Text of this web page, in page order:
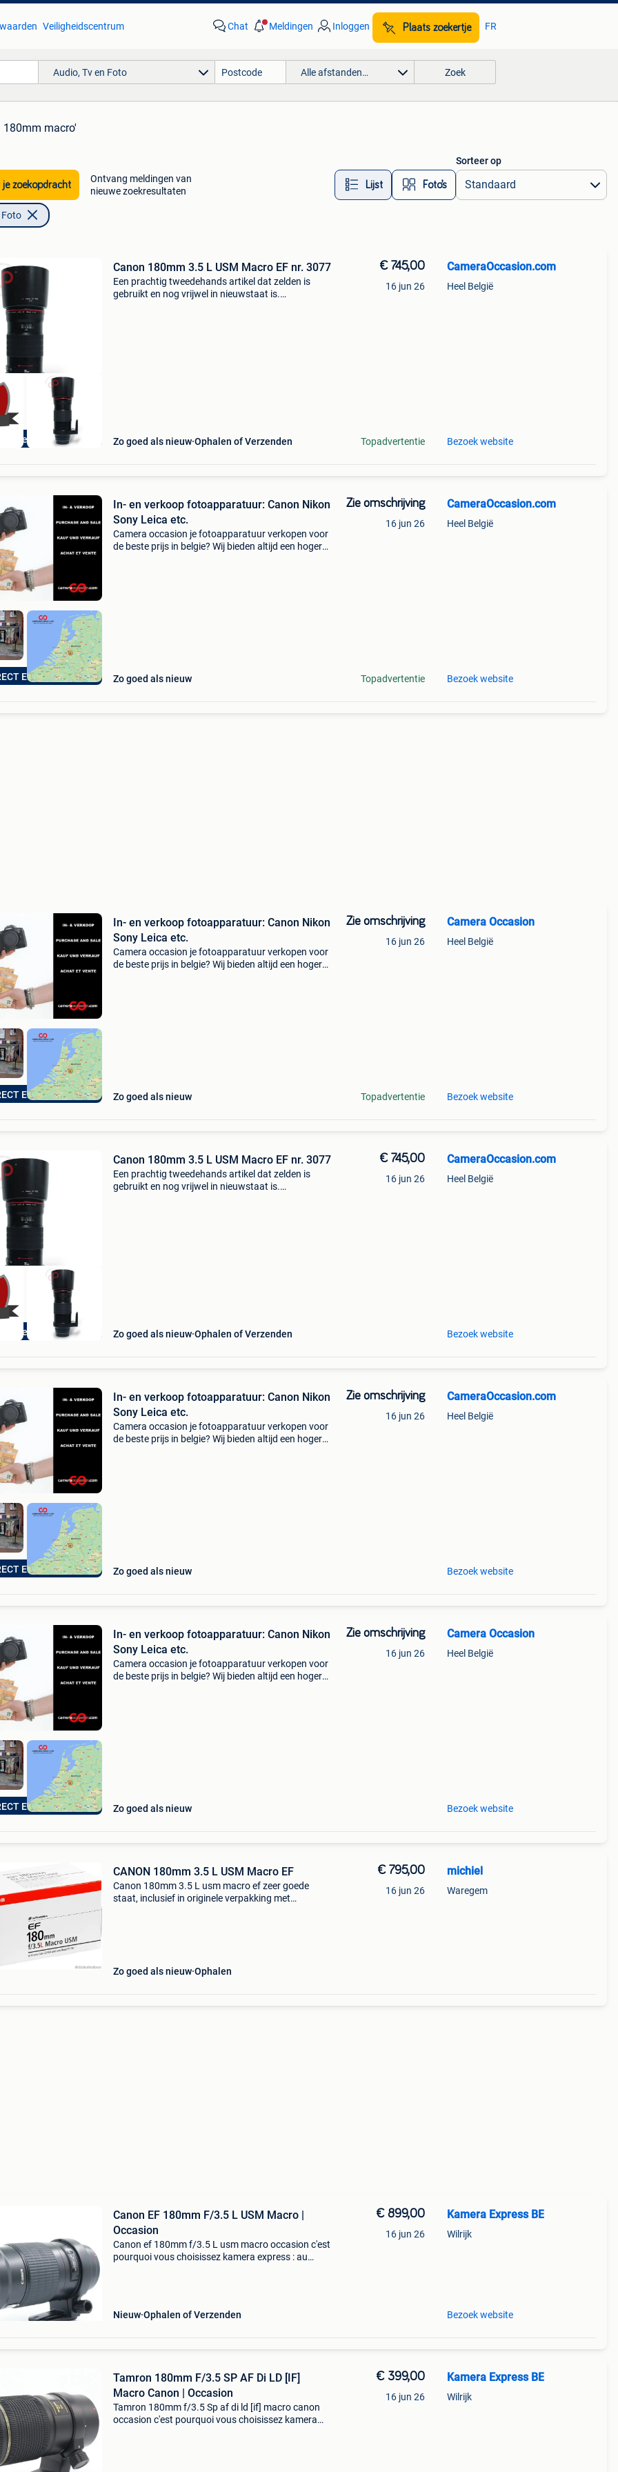
Veiligheidscentrum Chat Meldingen Inloggen Plaats zoekertje FR
Audio, Tv en Foto Alle afstanden… Zoek
180mm macro'
je zoekopdracht
Ontvang meldingen van
nieuwe zoekresultaten
Lijst Foto’s
Sorteer op
Foto
& Verkoop
Canon 180mm 3.5 L USM Macro EF nr. 3077
Een prachtig tweedehands artikel dat zelden is
gebruikt en nog vrijwel in nieuwstaat is.
Zo goed als nieuw Ophalen of Verzenden
€ 745,00
16 jun 26
Topadvertentie
CameraOccasion.com
Heel België
Bezoek website
EEN BOD!
In- en verkoop fotoapparatuur: Canon Nikon
Sony Leica etc.
Camera occasion je fotoapparatuur verkopen voor
de beste prijs in belgie? Wij bieden altijd een hogere
Zo goed als nieuw
Zie omschrijving
16 jun 26
Topadvertentie
CameraOccasion.com
Heel België
Bezoek website
EEN BOD!
In- en verkoop fotoapparatuur: Canon Nikon
Sony Leica etc.
Camera occasion je fotoapparatuur verkopen voor
de beste prijs in belgie? Wij bieden altijd een hogere
Zo goed als nieuw
Zie omschrijving
16 jun 26
Topadvertentie
Camera Occasion
Heel België
Bezoek website
& Verkoop
Canon 180mm 3.5 L USM Macro EF nr. 3077
Een prachtig tweedehands artikel dat zelden is
gebruikt en nog vrijwel in nieuwstaat is.
Zo goed als nieuw Ophalen of Verzenden
€ 745,00
16 jun 26
CameraOccasion.com
Heel België
Bezoek website
EEN BOD!
In- en verkoop fotoapparatuur: Canon Nikon
Sony Leica etc.
Camera occasion je fotoapparatuur verkopen voor
de beste prijs in belgie? Wij bieden altijd een hogere
Zo goed als nieuw
Zie omschrijving
16 jun 26
CameraOccasion.com
Heel België
Bezoek website
EEN BOD!
In- en verkoop fotoapparatuur: Canon Nikon
Sony Leica etc.
Camera occasion je fotoapparatuur verkopen voor
de beste prijs in belgie? Wij bieden altijd een hogere
Zo goed als nieuw
Zie omschrijving
16 jun 26
Camera Occasion
Heel België
Bezoek website
CANON 180mm 3.5 L USM Macro EF
Canon 180mm 3.5 L usm macro ef zeer goede
staat, inclusief in originele verpakking met
Zo goed als nieuw Ophalen
€ 795,00
16 jun 26
michiel
Waregem
Canon EF 180mm F/3.5 L USM Macro |
Occasion
Canon ef 180mm f/3.5 L usm macro occasion c'est
pourquoi vous choisissez kamera express : au
Nieuw Ophalen of Verzenden
€ 899,00
16 jun 26
Kamera Express BE
Wilrijk
Bezoek website
Tamron 180mm F/3.5 SP AF Di LD [IF]
Macro Canon | Occasion
Tamron 180mm f/3.5 Sp af di ld [if] macro canon
occasion c'est pourquoi vous choisissez kamera
€ 399,00
16 jun 26
Kamera Express BE
Wilrijk